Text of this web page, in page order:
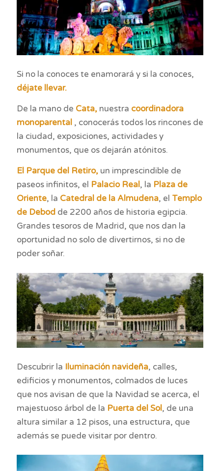
Si no la conoces te enamorará y si la conoces,
déjate llevar.
De la mano de Cata, nuestra coordinadora
monoparental, conocerás todos los rincones de
la ciudad, exposiciones, actividades y
monumentos, que os dejarán atónitos.
El Parque del Retiro,un imprescindible de
paseos infinitos, el Palacio Real, la Plaza de
Oriente, la Catedral de la Almudena, el Templo
de Debodde 2200 años de historia egipcia.
Grandes tesoros de Madrid, que nos dan la
oportunidad no solo de divertirnos, si no de
poder soñar.
Descubrir la Iluminación navideña, calles,
edificios y monumentos, colmados de luces
que nos avisan de que la Navidad se acerca, el
majestuoso árbol de la Puerta del Sol, de una
altura similar a 12 pisos, una estructura, que
además se puede visitar por dentro.